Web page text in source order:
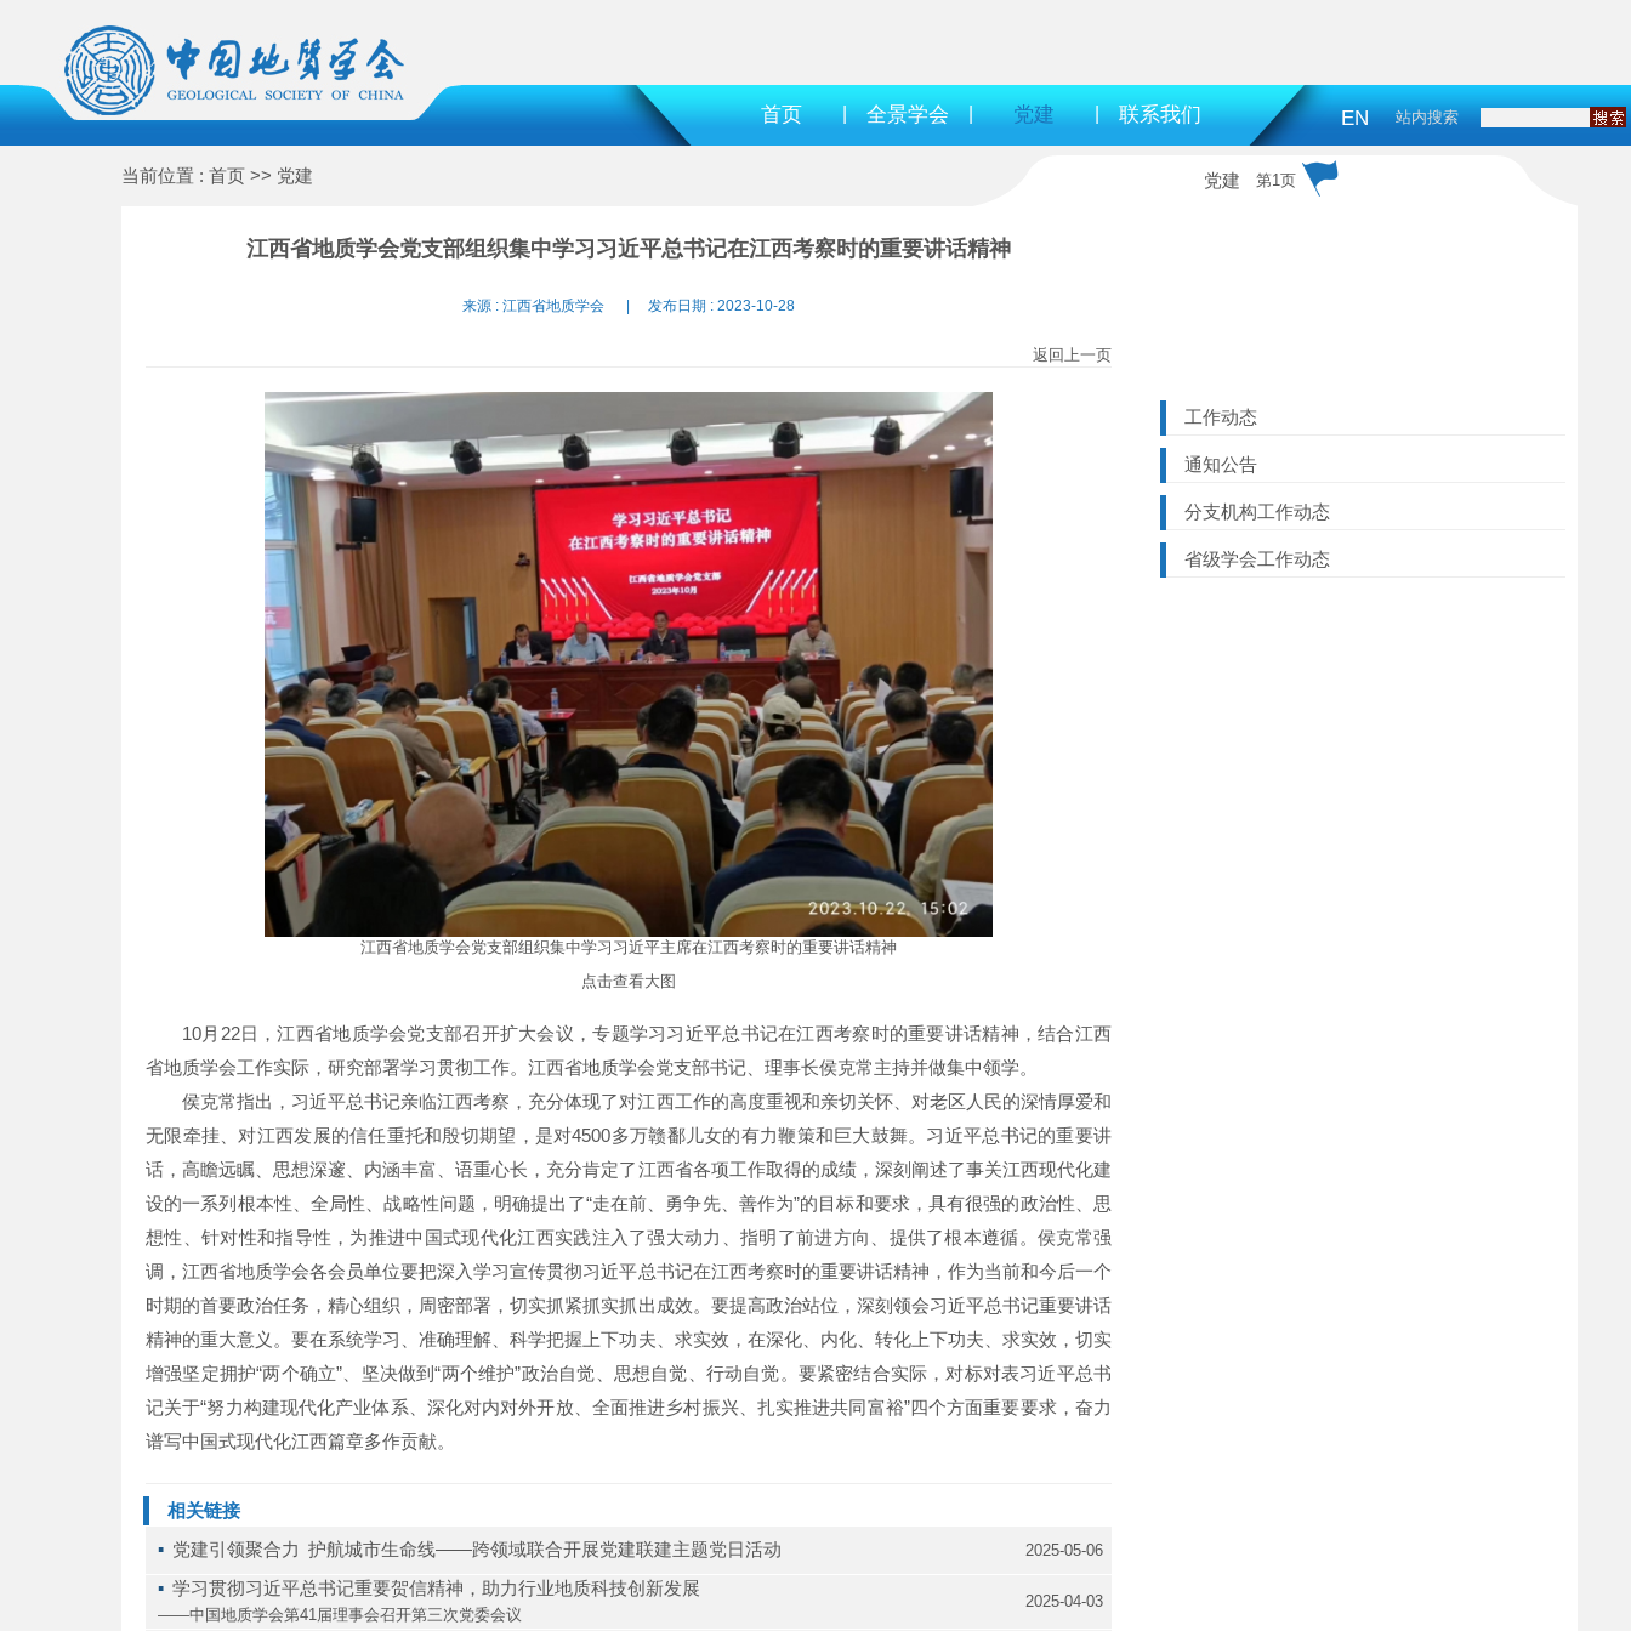
首页 | 全景学会 | 党建 | 联系我们 EN 站内搜索
当前位置 : 首页 >> 党建 党建 第1页
江西省地质学会党支部组织集中学习习近平总书记在江西考察时的重要讲话精神
来源 : 江西省地质学会 | 发布日期 : 2023-10-28
返回上一页
江西省地质学会党支部组织集中学习习近平主席在江西考察时的重要讲话精神
点击查看大图
10月22日，江西省地质学会党支部召开扩大会议，专题学习习近平总书记在江西考察时的重要讲话精神，结合江西
省地质学会工作实际，研究部署学习贯彻工作。江西省地质学会党支部书记、理事长侯克常主持并做集中领学。
侯克常指出，习近平总书记亲临江西考察，充分体现了对江西工作的高度重视和亲切关怀、对老区人民的深情厚爱和
无限牵挂、对江西发展的信任重托和殷切期望，是对4500多万赣鄱儿女的有力鞭策和巨大鼓舞。习近平总书记的重要讲
话，高瞻远瞩、思想深邃、内涵丰富、语重心长，充分肯定了江西省各项工作取得的成绩，深刻阐述了事关江西现代化建
设的一系列根本性、全局性、战略性问题，明确提出了“走在前、勇争先、善作为”的目标和要求，具有很强的政治性、思
想性、针对性和指导性，为推进中国式现代化江西实践注入了强大动力、指明了前进方向、提供了根本遵循。侯克常强
调，江西省地质学会各会员单位要把深入学习宣传贯彻习近平总书记在江西考察时的重要讲话精神，作为当前和今后一个
时期的首要政治任务，精心组织，周密部署，切实抓紧抓实抓出成效。要提高政治站位，深刻领会习近平总书记重要讲话
精神的重大意义。要在系统学习、准确理解、科学把握上下功夫、求实效，在深化、内化、转化上下功夫、求实效，切实
增强坚定拥护“两个确立”、坚决做到“两个维护”政治自觉、思想自觉、行动自觉。要紧密结合实际，对标对表习近平总书
记关于“努力构建现代化产业体系、深化对内对外开放、全面推进乡村振兴、扎实推进共同富裕”四个方面重要要求，奋力
谱写中国式现代化江西篇章多作贡献。
相关链接
▪ 党建引领聚合力 护航城市生命线——跨领域联合开展党建联建主题党日活动 2025-05-06
▪ 学习贯彻习近平总书记重要贺信精神，助力行业地质科技创新发展
——中国地质学会第41届理事会召开第三次党委会议
2025-04-03
工作动态
通知公告
分支机构工作动态
省级学会工作动态